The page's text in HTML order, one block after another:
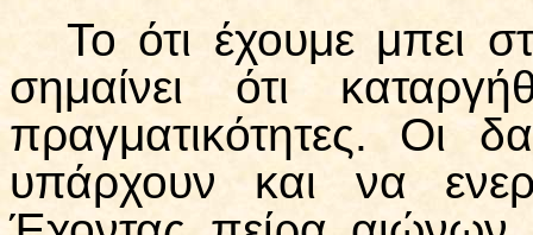
Το ότι έχουμε μπει
σημαίνει ότι
πραγματικότητες. Οι
υπάρχουν και να